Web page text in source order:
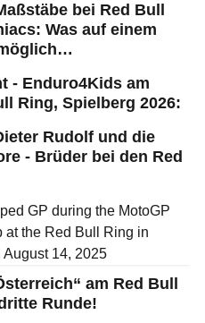
bei Red Bull
Was auf einem
- Enduro4Kids am
Ring, Spielberg 2026:
Rudolf und die
- Brüder bei den Red
am Red Bull
Runde!